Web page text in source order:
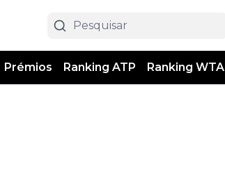
Prémios Ranking ATP Ranking WTA